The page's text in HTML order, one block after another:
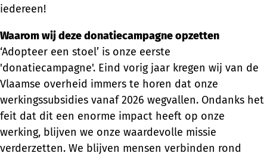
iedereen!
Waarom wij deze donatiecampagne opzetten
‘Adopteer een stoel’ is onze eerste
'donatiecampagne'. Eind vorig jaar kregen wij van de
Vlaamse overheid immers te horen dat onze
werkingssubsidies vanaf 2026 wegvallen. Ondanks het
feit dat dit een enorme impact heeft op onze
werking, blijven we onze waardevolle missie
verderzetten. We blijven mensen verbinden rond